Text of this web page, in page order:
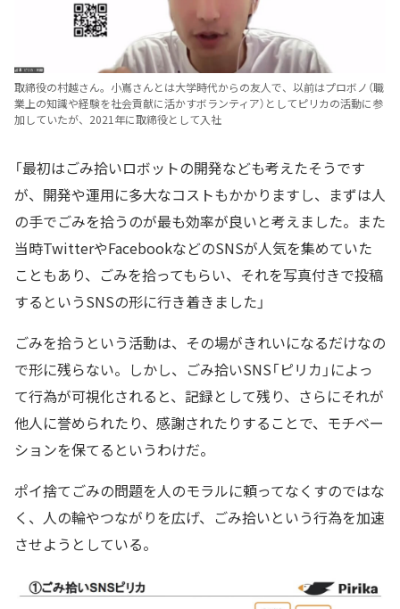
取締役の村越さん。小嶌さんとは大学時代からの友人で、以前はプロボノ（職
業上の知識や経験を社会貢献に活かすボランティア）としてピリカの活動に参
加していたが、2021年に取締役として入社
「最初はごみ拾いロボットの開発なども考えたそうです
が、開発や運用に多大なコストもかかりますし、まずは人
の手でごみを拾うのが最も効率が良いと考えました。また
当時TwitterやFacebookなどのSNSが人気を集めていた
こともあり、ごみを拾ってもらい、それを写真付きで投稿
するというSNSの形に行き着きました」
ごみを拾うという活動は、その場がきれいになるだけなの
で形に残らない。しかし、ごみ拾いSNS「ピリカ」によっ
て行為が可視化されると、記録として残り、さらにそれが
他人に誉められたり、感謝されたりすることで、モチベー
ションを保てるというわけだ。
ポイ捨てごみの問題を人のモラルに頼ってなくすのではな
く、人の輪やつながりを広げ、ごみ拾いという行為を加速
させようとしている。